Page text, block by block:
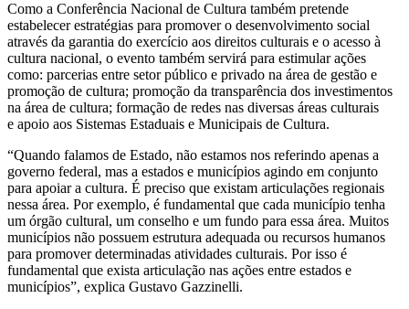
Como a Conferência Nacional de Cultura também pretende
estabelecer estratégias para promover o desenvolvimento social
através da garantia do exercício aos direitos culturais e o acesso à
cultura nacional, o evento também servirá para estimular ações
como: parcerias entre setor público e privado na área de gestão e
promoção de cultura; promoção da transparência dos investimentos
na área de cultura; formação de redes nas diversas áreas culturais
e apoio aos Sistemas Estaduais e Municipais de Cultura.
“Quando falamos de Estado, não estamos nos referindo apenas a
governo federal, mas a estados e municípios agindo em conjunto
para apoiar a cultura. É preciso que existam articulações regionais
nessa área. Por exemplo, é fundamental que cada município tenha
um órgão cultural, um conselho e um fundo para essa área. Muitos
municípios não possuem estrutura adequada ou recursos humanos
para promover determinadas atividades culturais. Por isso é
fundamental que exista articulação nas ações entre estados e
municípios”, explica Gustavo Gazzinelli.